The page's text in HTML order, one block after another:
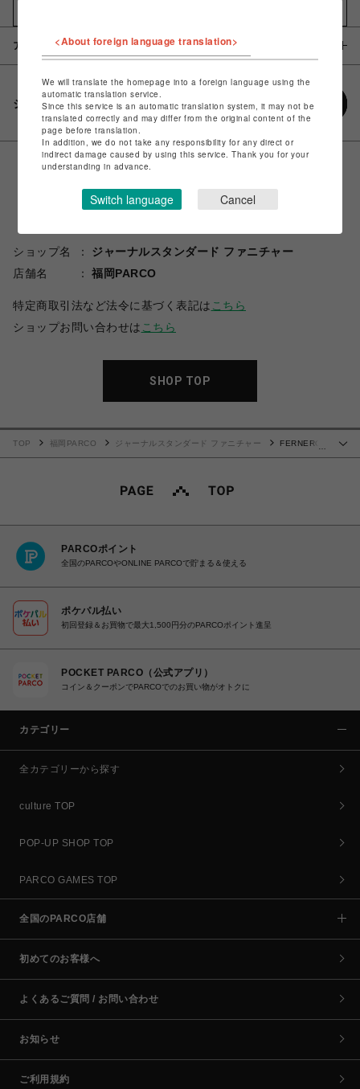
アイテム説明 / 素材
シェアする
ショップ名
ジャーナルスタンダード ファニチャー
店舗名
福岡PARCO
特定商取引法など法令に基づく表記は こちら
ショップお問い合わせは こちら
SHOP TOP
TOP 福岡PARCO ジャーナルスタンダード ファニチャー
FERNERO
PARCOポイント
全国のPARCOやONLINE PARCOで貯まる＆使える
ポケパル払い
初回登録＆お買物で最大1,500円分のPARCOポイント進呈
POCKET PARCO（公式アプリ）
コイン＆クーポンでPARCOでのお買い物がオトクに
カテゴリー
全カテゴリーから探す
culture TOP
POP-UP SHOP TOP
PARCO GAMES TOP
全国のPARCO店舗
初めてのお客様へ
よくあるご質問 / お問い合わせ
お知らせ
ご利用規約
<About foreign language translation>
We will translate the homepage into a foreign language using the
automatic translation service.
Since this service is an automatic translation system, it may not be
translated correctly and may differ from the original content of the
page before translation.
In addition, we do not take any responsibility for any direct or
indirect damage caused by using this service. Thank you for your
understanding in advance.
Switch language Cancel